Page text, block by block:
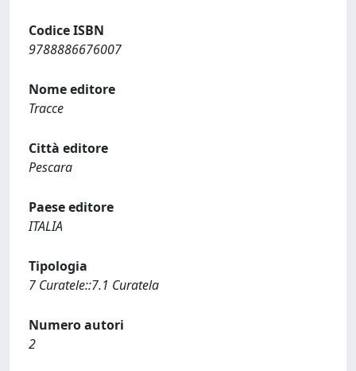
Codice ISBN
9788886676007
Nome editore
Tracce
Città editore
Pescara
Paese editore
ITALIA
Tipologia
7 Curatele::7.1 Curatela
Numero autori
2